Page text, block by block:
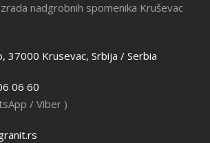
nadgrobnih spomenika Kruševac
37000 Krusevac, Srbija / Serbia
06 60
/ Viber )